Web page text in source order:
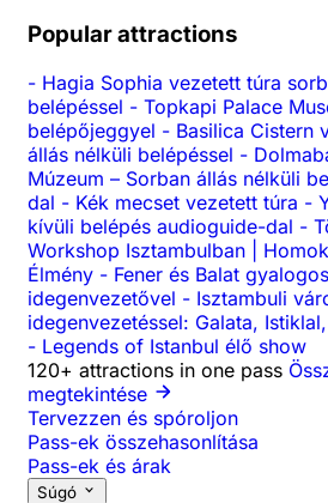
Popular attractions
- Hagia Sophia vezetett túra
belépéssel - Topkapi Palace
belépőjeggyel - Basilica Cistern
állás nélküli belépéssel -
Múzeum – Sorban állás nélküli
dal - Kék mecset vezetett túra -
kívüli belépés audioguide-dal -
Workshop Isztambulban |
Élmény - Fener és Balat
idegenvezetővel - Isztambuli
idegenvezetéssel: Galata,
- Legends of Istanbul élő show
120+ attractions in one pass
megtekintése
Tervezzen és spóroljon
Pass-ek összehasonlítása
Pass-ek és árak
Súgó